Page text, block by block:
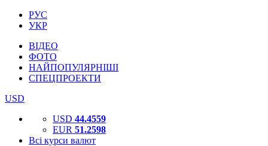
РУС
УКР
ВІДЕО
ФОТО
НАЙПОПУЛЯРНІШІ
СПЕЦПРОЕКТИ
USD
USD 44.4559
EUR 51.2598
Всі курси валют